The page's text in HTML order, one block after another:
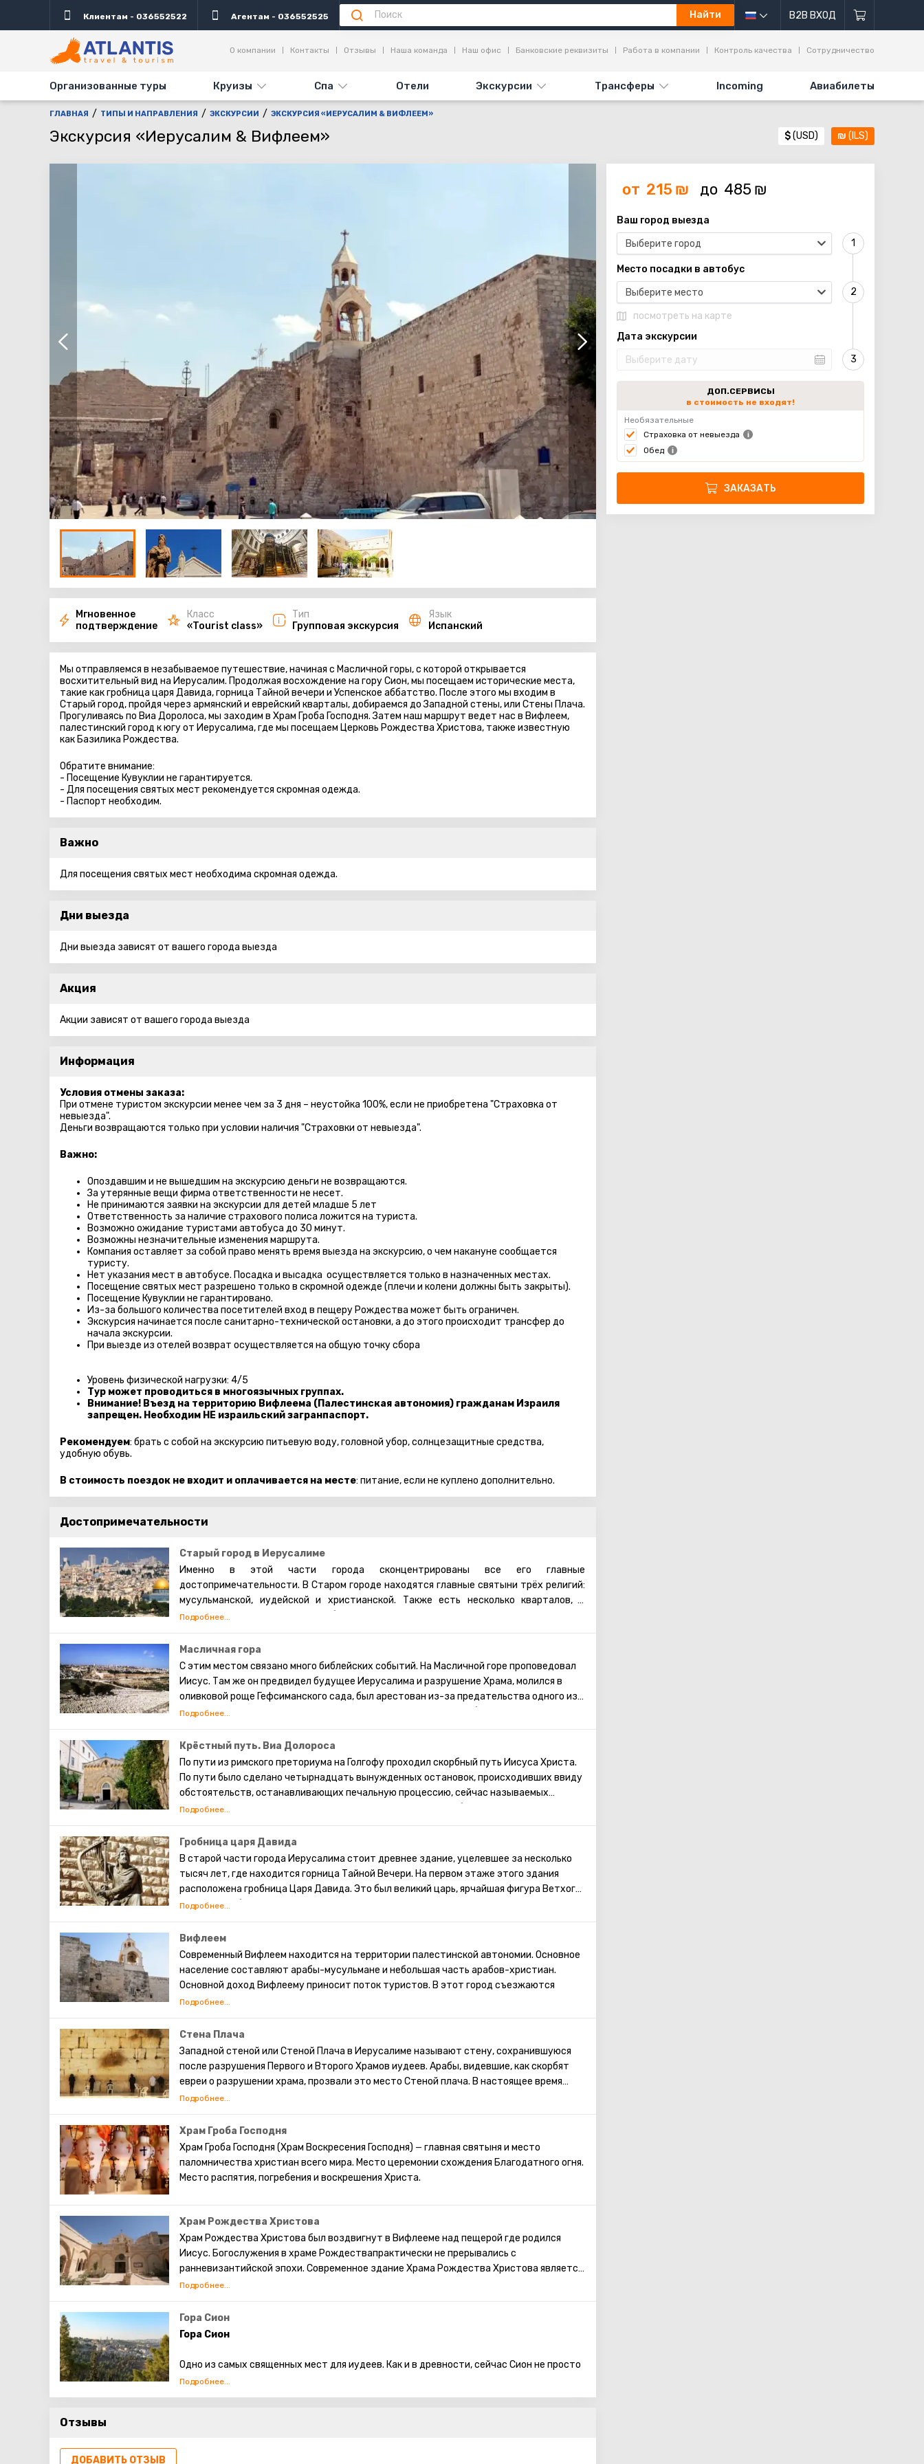
Клиентам - 036552522 Агентам - 036552525 Найти B2B ВХОД
Организованные туры Круизы Спа Отели Экскурсии Трансферы Incoming Авиабилеты
О компании Контакты Отзывы Наша команда Наш офис Банковские реквизиты Работа в компании Контроль качества Сотрудничество
ГЛАВНАЯ ТИПЫ И НАПРАВЛЕНИЯ ЭКСКУРСИИ ЭКСКУРСИЯ «ИЕРУСАЛИМ & ВИФЛЕЕМ»
Экскурсия «Иерусалим & Вифлеем» $(USD) ₪ (ILS)
Мгновенное
подтверждение
Класс
«Tourist class»
Тип
Групповая экскурсия
Язык
Испанский
Мы отправляемся в незабываемое путешествие, начиная с Масличной горы, с которой открывается
восхитительный вид на Иерусалим. Продолжая восхождение на гору Сион, мы посещаем исторические места,
такие как гробница царя Давида, горница Тайной вечери и Успенское аббатство. После этого мы входим в
Старый город, пройдя через армянский и еврейский кварталы, добираемся до Западной стены, или Стены Плача.
Прогуливаясь по Виа Доролоса, мы заходим в Храм Гроба Господня. Затем наш маршрут ведет нас в Вифлеем,
палестинский город к югу от Иерусалима, где мы посещаем Церковь Рождества Христова, также известную
как Базилика Рождества.
Обратите внимание:
- Посещение Кувуклии не гарантируется.
- Для посещения святых мест рекомендуется скромная одежда.
- Паспорт необходим.
Важно
Для посещения святых мест необходима скромная одежда.
Дни выезда
Дни выезда зависят от вашего города выезда
Акция
Акции зависят от вашего города выезда
Информация
Условия отмены заказа:
При отмене туристом экскурсии менее чем за 3 дня – неустойка 100%, если не приобретена "Страховка от
невыезда".
Деньги возвращаются только при условии наличия "Страховки от невыезда".
Важно:
Опоздавшим и не вышедшим на экскурсию деньги не возвращаются.
За утерянные вещи фирма ответственности не несет.
Не принимаются заявки на экскурсии для детей младше 5 лет
Ответственность за наличие страхового полиса ложится на туриста.
Возможно ожидание туристами автобуса до 30 минут.
Возможны незначительные изменения маршрута.
Компания оставляет за собой право менять время выезда на экскурсию, о чем накануне сообщается
туристу.
Нет указания мест в автобуcе. Посадка и высадка осуществляется только в назначенных местах.
Посещение святых мест разрешено только в скромной одежде (плечи и колени должны быть закрыты).
Посещение Кувуклии не гарантировано.
Из-за большого количества посетителей вход в пещеру Рождества может быть ограничен.
Экскурсия начинается после санитарно-технической остановки, а до этого происходит трансфер до
начала экскурсии.
При выезде из отелей возврат осуществляется на общую точку сбора
Уровень физической нагрузки: 4/5
Тур может проводиться в многоязычных группах.
Внимание! Въезд на территорию Вифлеема (Палестинская автономия) гражданам Израиля
запрещен. Необходим НЕ израильский загранпаспорт.
Рекомендуем: брать с собой на экскурсию питьевую воду, головной убор, солнцезащитные средства,
удобную обувь.
В стоимость поездок не входит и оплачивается на месте: питание, если не куплено дополнительно.
Достопримечательности
Старый город в Иерусалиме
Именно в этой части города сконцентрированы все его главные
достопримечательности. В Старом городе находятся главные святыни трёх религий:
мусульманской, иудейской и христианской. Также есть несколько кварталов, в
которых проживают евреи, арабы, христиане и армяне. Несмотря на то, что армяне
живут они обособленно. В армянском квартале практически не бывает туристических
экскурсий. Каждый может увидеть потрясающие памятники старинной архитектуры,
просто прогулявшись по Старому городу. Башня Давида, Храм Гроба Господня,
сохранившаяся римская торговая улица, Стена Плача и многие другие
достопримечательности Иерусалима открыты для посещения туристами.
Масличная гора
С этим местом связано много библейских событий. На Масличной горе проповедовал
Иисус. Там же он предвидел будущее Иерусалима и разрушение Храма, молился в
оливковой роще Гефсиманского сада, был арестован из-за предательства одного из
его апостолов – Иуды. Также, пророком Захарией в древности было сделано
тогда начнётся воскрешение мёртвых. На западном склоне горы находится
иудейское кладбище, где когда-то был похоронен сын царя Давида- Авессалом, а
сейчас там хоронят видных государственных деятелей Израиля.
Крёстный путь. Виа Долороса
По пути из римского преториума на Голгофу проходил скорбный путь Иисуса Христа.
По пути было сделано четырнадцать вынужденных остановок, происходивших ввиду
обстоятельств, останавливающих печальную процессию, сейчас называемых
станциями. На месте первых десяти станций построены небольшие церкви или
Крестному пути, можно самому увидеть, прочувствовать то, что пришлось пережить
Иисусу. ( В программе маршрута посещение 5 последних точек)
Гробница царя Давида
В старой части города Иерусалима стоит древнее здание, уцелевшее за несколько
тысяч лет, где находится горница Тайной Вечери. На первом этаже этого здания
расположена гробница Царя Давида. Это был великий царь, ярчайшая фигура Ветхого
Завета. Он объединил Израиль в мощное, сильное государство, сделав Иерусалим его
передал своему сыну Соломону средства и все необходимые чертежи для
строительства Первого Храма. Его почитают как в христианстве, так и в иудаизме и в
Вифлеем
Современный Вифлеем находится на территории палестинской автономии. Основное
население составляют арабы-мусульмане и небольшая часть арабов-христиан.
Основной доход Вифлеему приносит поток туристов. В этот город съезжаются
христианские паломники со всего света. Именно здесь родился Иисус Христос.
транслируют по всему миру. Главная святыня города – серебряная звезда в пещере
храма Рождества Христова, которой отмечено место, где появился на свет Иисус. В
этом храме есть чудотворная икона улыбающейся Божьей Матери, пещера
Стена Плача
Западной стеной или Стеной Плача в Иерусалиме называют стену, сохранившуюся
после разрушения Первого и Второго Храмов иудеев. Арабы, видевшие, как скорбят
евреи о разрушении храма, прозвали это место Стеной плача. В настоящее время
существует традиция: стоя у Стены Плача просить о самом сокровенном. Можно
непременно сбудется. Собираясь посетить Стену Плача, следует помнить о том, что
это возможно только в скромной одежде, прикрывающей колени и плечи.
Храм Гроба Господня
Храм Гроба Господня (Храм Воскресения Господня) — главная святыня и место
паломничества христиан всего мира. Место церемонии схождения Благодатного огня.
Место распятия, погребения и воскрешения Христа.
Храм Рождества Христова
Храм Рождества Христова был воздвигнут в Вифлееме над пещерой где родился
Иисус. Богослужения в храме Рождествапрактически не прерывались с
ранневизантийской эпохи. Современное здание Храма Рождества Христова является
единственным христианским храмом в Палестине, сохранившимся с
Гора Сион
Гора Сион
Одно из самых священных мест для иудеев. Как и в древности, сейчас Сион не просто
гора – это символ дома.
Отзывы
ДОБАВИТЬ ОТЗЫВ
Описание Важно Дни выезда Акция Информация Достопримечательности Отзывы
от 215 ₪ до 485 ₪
Ваш город выезда
Выберите город
Место посадки в автобус
Выберите место
посмотреть на карте
Дата экскурсии
ДОП.СЕРВИСЫ
в стоимость не входят!
Необязательные
Страховка от невыезда
Обед
ЗАКАЗАТЬ